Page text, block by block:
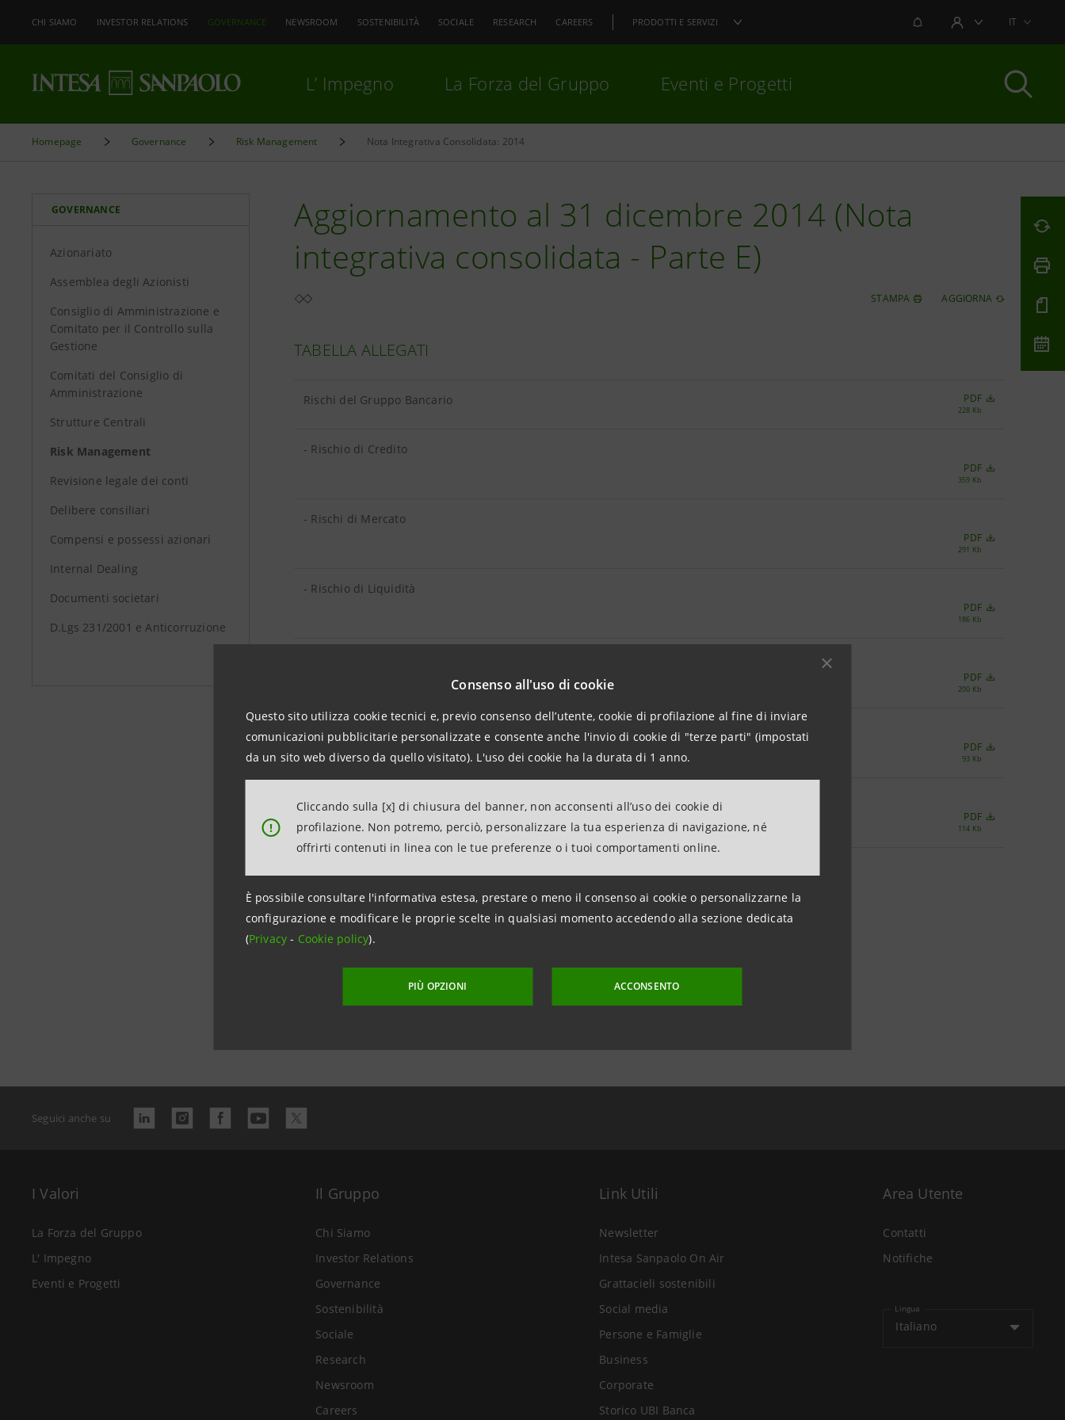
Consenso all'uso di cookie
Questo sito utilizza cookie tecnici e, previo consenso dell’utente, cookie di profilazione al fine di inviare
comunicazioni pubblicitarie personalizzate e consente anche l'invio di cookie di "terze parti" (impostati
da un sito web diverso da quello visitato). L'uso dei cookie ha la durata di 1 anno.
!
Cliccando sulla [x] di chiusura del banner, non acconsenti all’uso dei cookie di
profilazione. Non potremo, perciò, personalizzare la tua esperienza di navigazione, né
offrirti contenuti in linea con le tue preferenze o i tuoi comportamenti online.
È possibile consultare l'informativa estesa, prestare o meno il consenso ai cookie o personalizzarne la
configurazione e modificare le proprie scelte in qualsiasi momento accedendo alla sezione dedicata
(Privacy- Cookie policy).
PIÙ OPZIONI ACCONSENTO
CHI SIAMO INVESTOR RELATIONS GOVERNANCE NEWSROOM SOSTENIBILITÀ SOCIALE RESEARCH CAREERS PRODOTTI E SERVIZI NOTIFICHEAREA UTENTEIT
L’ Impegno La Forza del Gruppo Eventi e Progetti
Homepage Governance Risk Management Nota Integrativa Consolidata: 2014
GOVERNANCE
Azionariato
Assemblea degli Azionisti
Consiglio di Amministrazione e
Comitato per il Controllo sulla
Gestione
Comitati del Consiglio di
Amministrazione
Strutture Centrali
Risk Management
Revisione legale dei conti
Delibere consiliari
Compensi e possessi azionari
Internal Dealing
Documenti societari
D.Lgs 231/2001 e Anticorruzione
Aggiornamento al 31 dicembre 2014 (Nota
integrativa consolidata - Parte E)
STAMPA AGGIORNA
TABELLA ALLEGATI
Rischi del Gruppo Bancario PDF
228 Kb
- Rischio di Credito
PDF
359 Kb
- Rischi di Mercato
PDF
291 Kb
- Rischio di Liquidità
PDF
186 Kb
PDF
200 Kb
Rischi delle Imprese di Assicurazione
PDF
93 Kb
PDF
114 Kb
Seguici anche su
I Valori
La Forza del Gruppo
L' Impegno
Eventi e Progetti
Il Gruppo
Chi Siamo
Investor Relations
Governance
Sostenibilità
Sociale
Research
Newsroom
Careers
Link Utili
Newsletter
Intesa Sanpaolo On Air
Grattacieli sostenibili
Social media
Persone e Famiglie
Business
Corporate
Storico UBI Banca
Area Utente
Contatti
Notifiche
Lingua
Italiano